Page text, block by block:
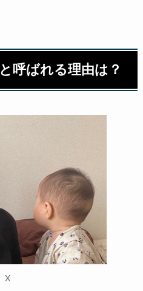
呼ばれる理由は？
X